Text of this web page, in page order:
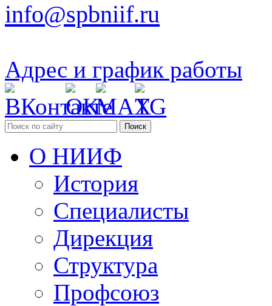
info@spbniif.ru
Адрес и график работы
Поиск
О НИИФ
История
Специалисты
Дирекция
Структура
Профсоюз